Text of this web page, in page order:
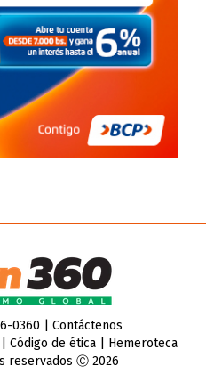
0360 | Contáctenos
Código de ética| Hemeroteca
reservados Ⓒ 2026